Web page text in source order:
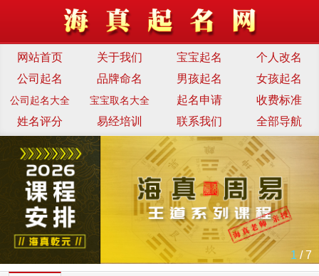
网站首页 关于我们 宝宝起名
个人改名
公司起名
品牌命名 男孩起名 女孩起名
公司起名大全 宝宝取名大全 起名申请
收费标准
姓名评分
易经培训 联系我们 全部导航
1 / 7